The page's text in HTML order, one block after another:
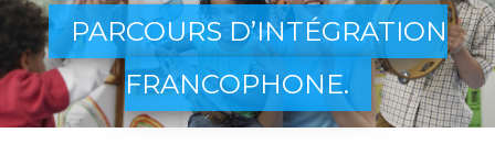
PARCOURS D’INTÉGRATION
FRANCOPHONE.